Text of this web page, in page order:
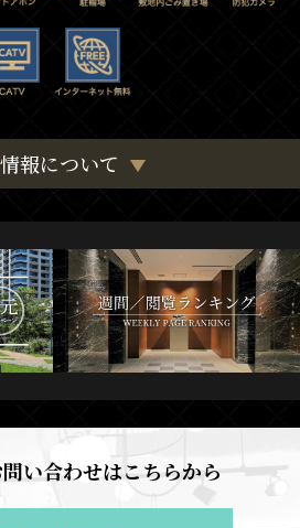
報について
い合わせはこちらから